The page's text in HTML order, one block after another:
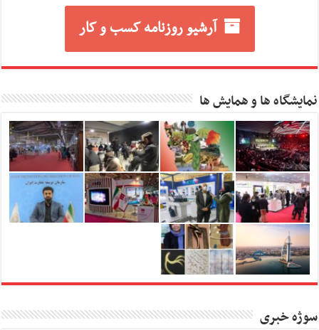
آرشیو روزنامه کسب و کار
نمایشگاه ها و همایش ها
سوژه خبری